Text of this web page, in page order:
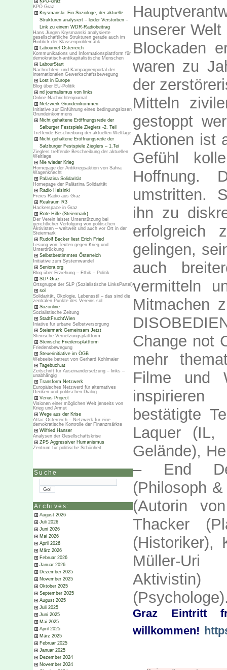
KPÖ-Graz
KPÖ Graz
Krysmanski: Ein Soziologe, der aktuelle
Strukturen analysiert – leider Verstorben –
Link zu einem WDR-Radiobeitrag
Hans Jürgen Krysmanski analysierte
gesellschaftliche Strukturen gerade auch im
Hinblick der Klassenproblematik
Labournet Österreich
Kommunikations und Informationsplattform für
demokratisch-antikapitalistische Menschen
LabourStart
Nachrichten- und Kampagnenportal der
internationalen Gewerkschaftsbewegung
Lost in Europe
Blog über EU-Politik
nd journalismus von links
Online-Nachrichtenjournal
Netzwerk Grundeinkommen
Initiative zur Einführung eines bedingungslosen
Grundeinkommens
Nicht gehaltene Eröffnungsrede der
Salburger Festspiele Zieglers -2. Teil
Treffende Beschreibung der aktuellen Weltlage
Nicht gehaltene Eröffnungsrede der
Salzburger Festspiele Zieglers – 1.Tei
Zieglers treffende Beschreibung der aktuellen
Weltlage
Nie wieder Krieg
Homepage der Antikriegsaktion von Sahra
Wagenknecht
Palästina Solidarität
Homepage der Palästina Solidarität
Radio Helsinki
Freies Radio aus Graz
Realraum R3
Hackerspace in Graz
Rote Hilfe (Steiermark)
Der Verein leistet Unterstützung bei
gerichtlicher Verfolgung von politischen
Aktivisten – weltweit und auch vor Ort in der
Steiermark
Rudolf Becker liest Erich Fried
Lesung von Texten gegen Krieg und
Unterdrückung
Selbstbestimmtes Österreich
Initiative zum Systemwandel
Seniora.org
Blog über Erziehung – Ethik – Politik
SLP-Graz
Ortsgruppe der SLP (Sozialistische LinksPartei)
sol
Solidarität, Ökologie, Lebensstil – das sind die
zentralen Punkte des Vereins sol
Sozonline
Sozialistische Zeitung
StadtFruchtWien
Iniative für urbane Selbstversorgung
Steiermark Gemeinsam Jetzt
Steirische Vernetzungsplattform
Steirische Friedensplattform
Friedensbewegung
Steuerinitiative im ÖGB
Webseite betreut von Gerhard Kohlmaier
Tagebuch.at
Zeitschrift für Auseinandersetzung – links –
unabhängig
Transform Netzwerk
Europäisches Netzwerd für alternatives
Denken und politischen Dialog
Venus Project
Visionen einer möglichen Welt jenseits von
Krieg und Armut
Wege aus der Krise
Attac Österreich – Netzwerk für eine
demokratische Kontrolle der Finanzmärkte
Wilfried Hanser
Analysen der Gesellschaftskrise
ZPS Aggressiver Humanismus
Zentrum für politische Schönheit
Suche
Archives:
August 2026
Juli 2026
Juni 2026
Mai 2026
April 2026
März 2026
Februar 2026
Januar 2026
Dezember 2025
November 2025
Oktober 2025
September 2025
August 2025
Juli 2025
Juni 2025
Mai 2025
April 2025
März 2025
Februar 2025
Januar 2025
Dezember 2024
November 2024
unserer
Blockaden
waren zu
der
Mitteln
gestoppt
Aktionen ist
Gefühl
Hoffnung.
umstritten.
ihn zu
erfolgreich
gelingen,
auch
vermitteln
Mitmachen
Change not
mehr
Filme und
bestätigte
Laquer (IL,
Gelände),
– End
(Philosoph
(Autorin
Thacker
(Historiker),
Müller-Uri
Graz Eintritt
willkommen!